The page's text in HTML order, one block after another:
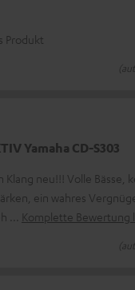
Produkt
Yamaha CD-S303
Klang neu!!! Volle Bässe,
ein wahres
Komplette Bewertung